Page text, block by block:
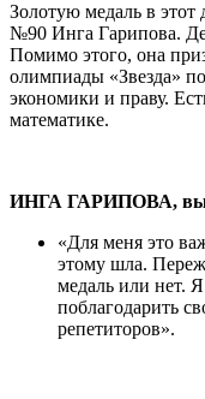
Золотую медаль в
№90 Инга Гарипова.
Помимо этого, она
олимпиады «Звезда»
экономики и праву.
математике.
ИНГА ГАРИПОВА,
«Для меня это
этому шла.
медаль или нет.
поблагодарить
репетиторов».